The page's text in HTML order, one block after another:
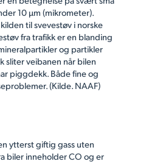
10 µm (mikrometer).
til svevestøv i norske
fra trafikk er en blanding
og partikler
sliter veibanen når bilen
piggdekk. Både fine og
(Kilde. NAAF)
ytterst giftig gass uten
biler inneholder CO og er